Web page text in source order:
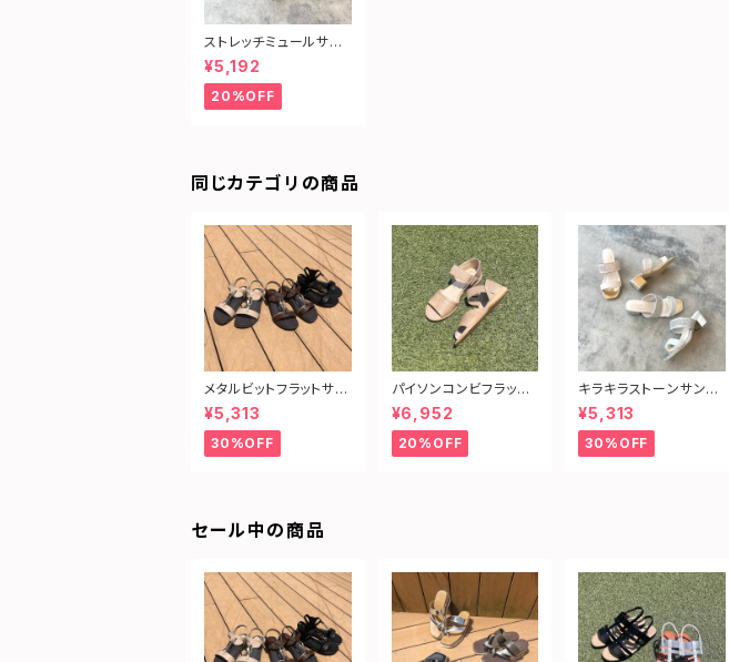
ストレッチミュールサン
ダル
¥5,192
20%OFF
同じカテゴリの商品
メタルビットフラットサン
ダル
¥5,313
30%OFF
パイソンコンビフラット
サンダル
¥6,952
20%OFF
キラキラストーンサンダ
ル
¥5,313
30%OFF
セール中の商品